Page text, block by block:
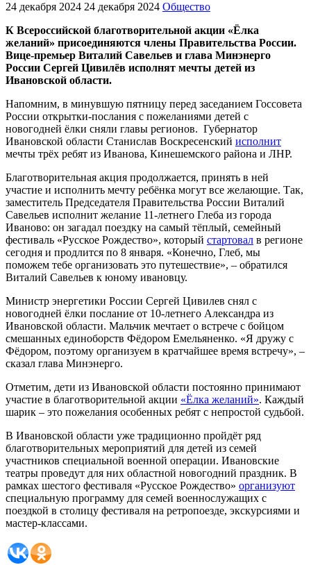
24 декабря 2024 24 декабря 2024 Общество
К Всероссийской благотворительной акции «Ёлка
желаний» присоединяются члены Правительства России.
Вице-премьер Виталий Савельев и глава Минэнерго
России Сергей Цивилёв исполнят мечты детей из
Ивановской области.
Напомним, в минувшую пятницу перед заседанием Госсовета
России открытки-послания с пожеланиями детей с
новогодней ёлки сняли главы регионов. Губернатор
Ивановской области Станислав Воскресенский исполнит
мечты трёх ребят из Иванова, Кинешемского района и ЛНР.
Благотворительная акция продолжается, принять в ней
участие и исполнить мечту ребёнка могут все желающие. Так,
заместитель Председателя Правительства России Виталий
Савельев исполнит желание 11-летнего Глеба из города
Иваново: он загадал поездку на самый тёплый, семейный
фестиваль «Русское Рождество», который стартовал в регионе
сегодня и продлится по 8 января. «Конечно, Глеб, мы
поможем тебе организовать это путешествие», – обратился
Виталий Савельев к юному ивановцу.
Министр энергетики России Сергей Цивилев снял с
новогодней ёлки послание от 10-летнего Александра из
Ивановской области. Мальчик мечтает о встрече с бойцом
смешанных единоборств Фёдором Емельяненко. «Я дружу с
Фёдором, поэтому организуем в кратчайшее время встречу», –
сказал глава Минэнерго.
Отметим, дети из Ивановской области постоянно принимают
участие в благотворительной акции «Ёлка желаний». Каждый
шарик – это пожелания особенных ребят с непростой судьбой.
В Ивановской области уже традиционно пройдёт ряд
благотворительных мероприятий для детей из семей
участников специальной военной операции. Ивановские
театры проведут для них областной новогодний праздник. В
рамках шестого фестиваля «Русское Рождество» организуют
специальную программу для семей военнослужащих с
поездкой в столицу фестиваля на ретропоезде, экскурсиями и
мастер-классами.